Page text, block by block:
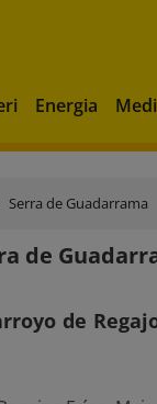
Energia
Serra de Guadarrama
de
de